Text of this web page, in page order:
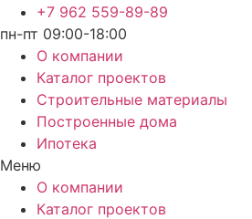
+7 962 559-89-89
пн-пт 09:00-18:00
О компании
Каталог проектов
Строительные материалы
Построенные дома
Ипотека
Меню
О компании
Каталог проектов